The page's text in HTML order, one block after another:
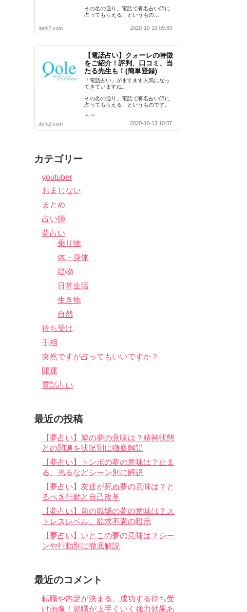
その名の通り、電話で有名占い師に
占ってもらえる、というもの…
dehi2.com 2020-10-19 09:39
【電話占い】クォーレの特徴
をご紹介！評判、口コミ、当
たる先生も！(簡単登録)
「電話占い」がますます人気になっ
てきていますね。
その名の通り、電話で有名占い師に
占ってもらえる、というものです。
今で…
dehi2.com
2020-10-13 10:37
カテゴリー
youtuber
おまじない
まとめ
占い師
夢占い
乗り物
体・身体
建物
日常生活
生き物
自然
待ち受け
手相
突然ですが占ってもいいですか？
開運
電話占い
最近の投稿
【夢占い】鳩の夢の意味は？精神状態
との関連を状況別に徹底解説
【夢占い】トンボの夢の意味は？止ま
る、光るなどシーン別に解説
【夢占い】友達が死ぬ夢の意味は？と
るべき行動と自己改革
【夢占い】前の職場の夢の意味は？ス
トレスレベル、欲求不満の暗示
【夢占い】いとこの夢の意味は？シー
ンや行動別に徹底解説
最近のコメント
転職や内定が決まる、成功する待ち受
け画像！就職が上手くいく強力効果あ